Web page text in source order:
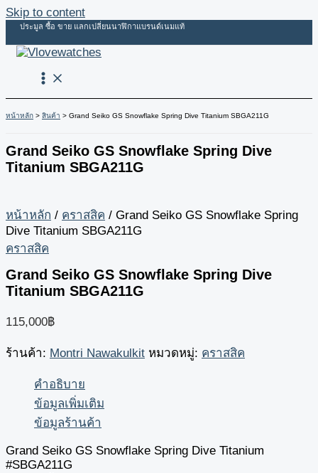
Skip to content
ประมูล ซื้อ ขาย แลกเปลี่ยนนาฬิกาแบรนด์เนมแท้
หน้าหลัก สินค้า Grand Seiko GS Snowflake Spring Dive Titanium SBGA211G
Grand Seiko GS Snowflake Spring Dive
Titanium SBGA211G
หน้าหลัก / คราสสิค / Grand Seiko GS Snowflake Spring
Dive Titanium SBGA211G
คราสสิค
Grand Seiko GS Snowflake Spring Dive
Titanium SBGA211G
115,000฿
ร้านค้า: Montri Nawakulkit หมวดหมู่: คราสสิค
คำอธิบาย
ข้อมูลเพิ่มเติม
ข้อมูลร้านค้า
Grand Seiko GS Snowflake Spring Dive Titanium
#SBGA211G